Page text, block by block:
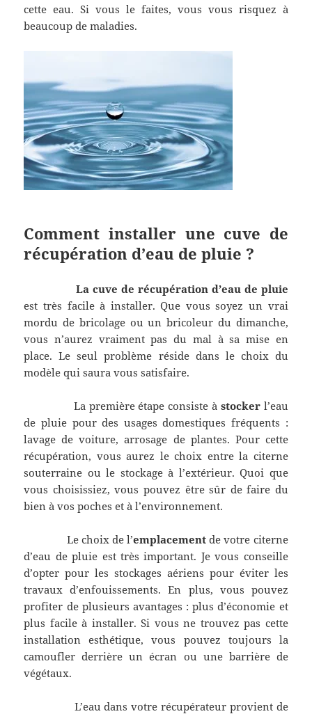
cette eau. Si vous le faites, vous vous risquez à
beaucoup de maladies.
Comment installer une cuve de
récupération d’eau de pluie ?
La cuve de récupération d’eau de pluie
est très facile à installer. Que vous soyez un vrai
mordu de bricolage ou un bricoleur du dimanche,
vous n’aurez vraiment pas du mal à sa mise en
place. Le seul problème réside dans le choix du
modèle qui saura vous satisfaire.
La première étape consiste à stocker l’eau
de pluie pour des usages domestiques fréquents :
lavage de voiture, arrosage de plantes. Pour cette
récupération, vous aurez le choix entre la citerne
souterraine ou le stockage à l’extérieur. Quoi que
vous choisissiez, vous pouvez être sûr de faire du
bien à vos poches et à l’environnement.
Le choix de l’emplacement de votre citerne
d’eau de pluie est très important. Je vous conseille
d’opter pour les stockages aériens pour éviter les
travaux d’enfouissements. En plus, vous pouvez
profiter de plusieurs avantages : plus d’économie et
plus facile à installer. Si vous ne trouvez pas cette
installation esthétique, vous pouvez toujours la
camoufler derrière un écran ou une barrière de
végétaux.
L’eau dans votre récupérateur provient de